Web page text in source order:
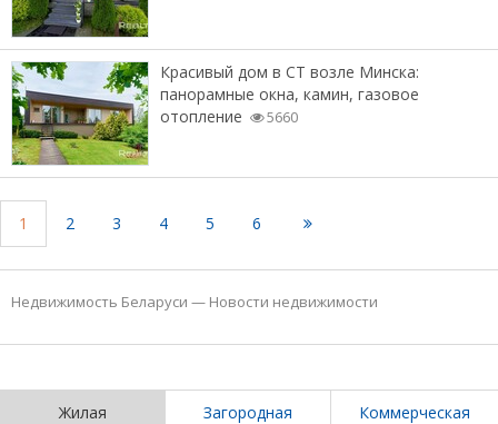
Красивый дом в СТ возле Минска:
панорамные окна, камин, газовое
отопление
5660
1 2 3 4 5 6
Недвижимость Беларуси — Новости недвижимости
Жилая Загородная Коммерческая